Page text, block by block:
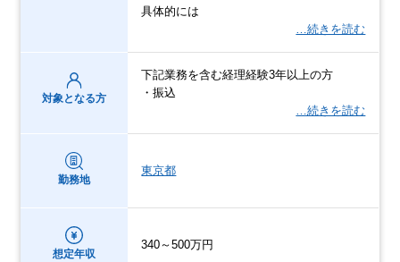
具体的には
…続きを読む
対象となる方
下記業務を含む経理経験3年以上の方
・振込
…続きを読む
勤務地
東京都
想定年収
340～500万円